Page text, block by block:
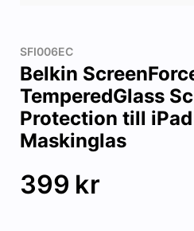
SFI006EC
Belkin
TemperedGlass
Protection till
Maskinglas
399 kr